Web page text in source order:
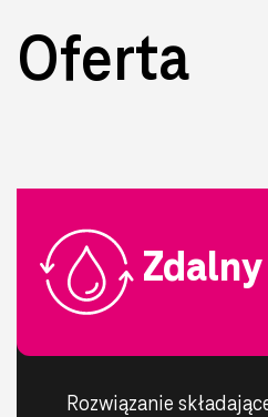
Oferta
Rozwiązanie